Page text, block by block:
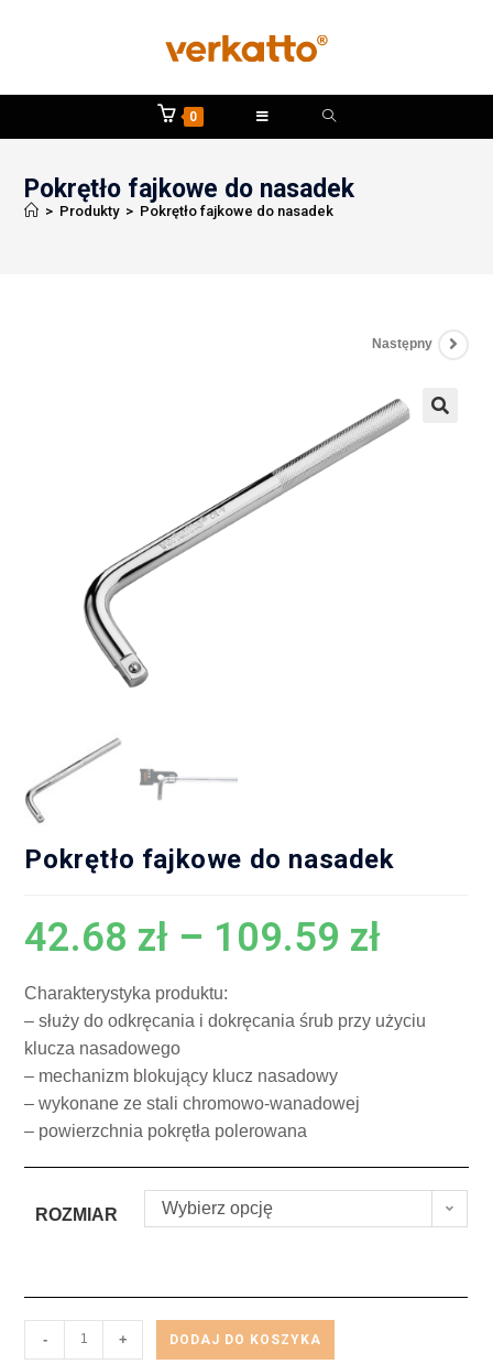
0
Pokrętło fajkowe do nasadek
> Produkty > Pokrętło fajkowe do nasadek
Następny
Pokrętło fajkowe do nasadek
42.68 zł – 109.59 zł
Charakterystyka produktu:
– służy do odkręcania i dokręcania śrub przy użyciu
klucza nasadowego
– mechanizm blokujący klucz nasadowy
– wykonane ze stali chromowo-wanadowej
– powierzchnia pokrętła polerowana
ROZMIAR Wybierz opcję
- + DODAJ DO KOSZYKA